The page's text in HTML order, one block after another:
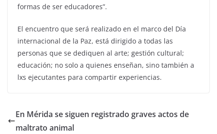
formas de ser educadores”.
El encuentro que será realizado en el marco del Día
internacional de la Paz, está dirigido a todas las
personas que se dediquen al arte; gestión cultural;
educación; no solo a quienes enseñan, sino también a
lxs ejecutantes para compartir experiencias.
En Mérida se siguen registrado graves actos de
maltrato animal